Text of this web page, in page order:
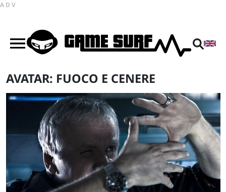
ADV
AVATAR: FUOCO E CENERE